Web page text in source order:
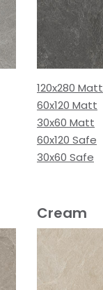
120x280 Matt
60x120 Matt
30x60 Matt
60x120 Safe
30x60 Safe
Cream